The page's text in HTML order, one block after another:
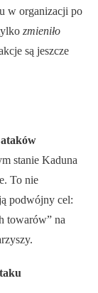
w organizacji po
zmieniło
są jeszcze
stanie Kaduna
To nie
podwójny cel:
towarów” na